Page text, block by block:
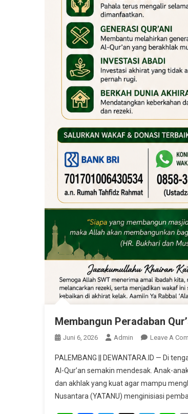
Membangun Peradaban
Juni 6, 2026 Admin Leave A
PALEMBANG || DEWANTARA.ID — Di
Al-Qur’an semakin mendesak. Anak-
dan akhlak yang kuat agar mampu
Nusantara (YATANU) menginisiasi